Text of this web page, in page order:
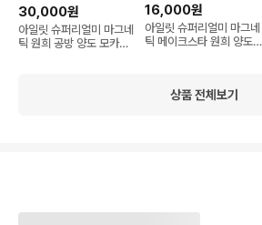
30,000원
아일릿 슈퍼리얼미 마그네
틱 원희 공방 양도 모카교
16,000원
아일릿 슈퍼리얼미 마그네
틱 메이크스타 원희 양도
상품 전체보기